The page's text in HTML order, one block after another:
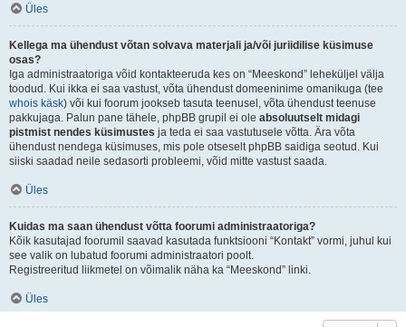
Üles
Kellega ma ühendust võtan solvava materjali ja/või juriidilise küsimuse
osas?
Iga administraatoriga võid kontakteeruda kes on “Meeskond” leheküljel välja
toodud. Kui ikka ei saa vastust, võta ühendust domeeninime omanikuga (tee
whois käsk) või kui foorum jookseb tasuta teenusel, võta ühendust teenuse
pakkujaga. Palun pane tähele, phpBB grupil ei ole absoluutselt midagi
pistmist nendes küsimustes ja teda ei saa vastutusele võtta. Ära võta
ühendust nendega küsimuses, mis pole otseselt phpBB saidiga seotud. Kui
siiski saadad neile sedasorti probleemi, võid mitte vastust saada.
Üles
Kuidas ma saan ühendust võtta foorumi administraatoriga?
Kõik kasutajad foorumil saavad kasutada funktsiooni “Kontakt” vormi, juhul kui
see valik on lubatud foorumi administraatori poolt.
Registreeritud liikmetel on võimalik näha ka “Meeskond” linki.
Üles